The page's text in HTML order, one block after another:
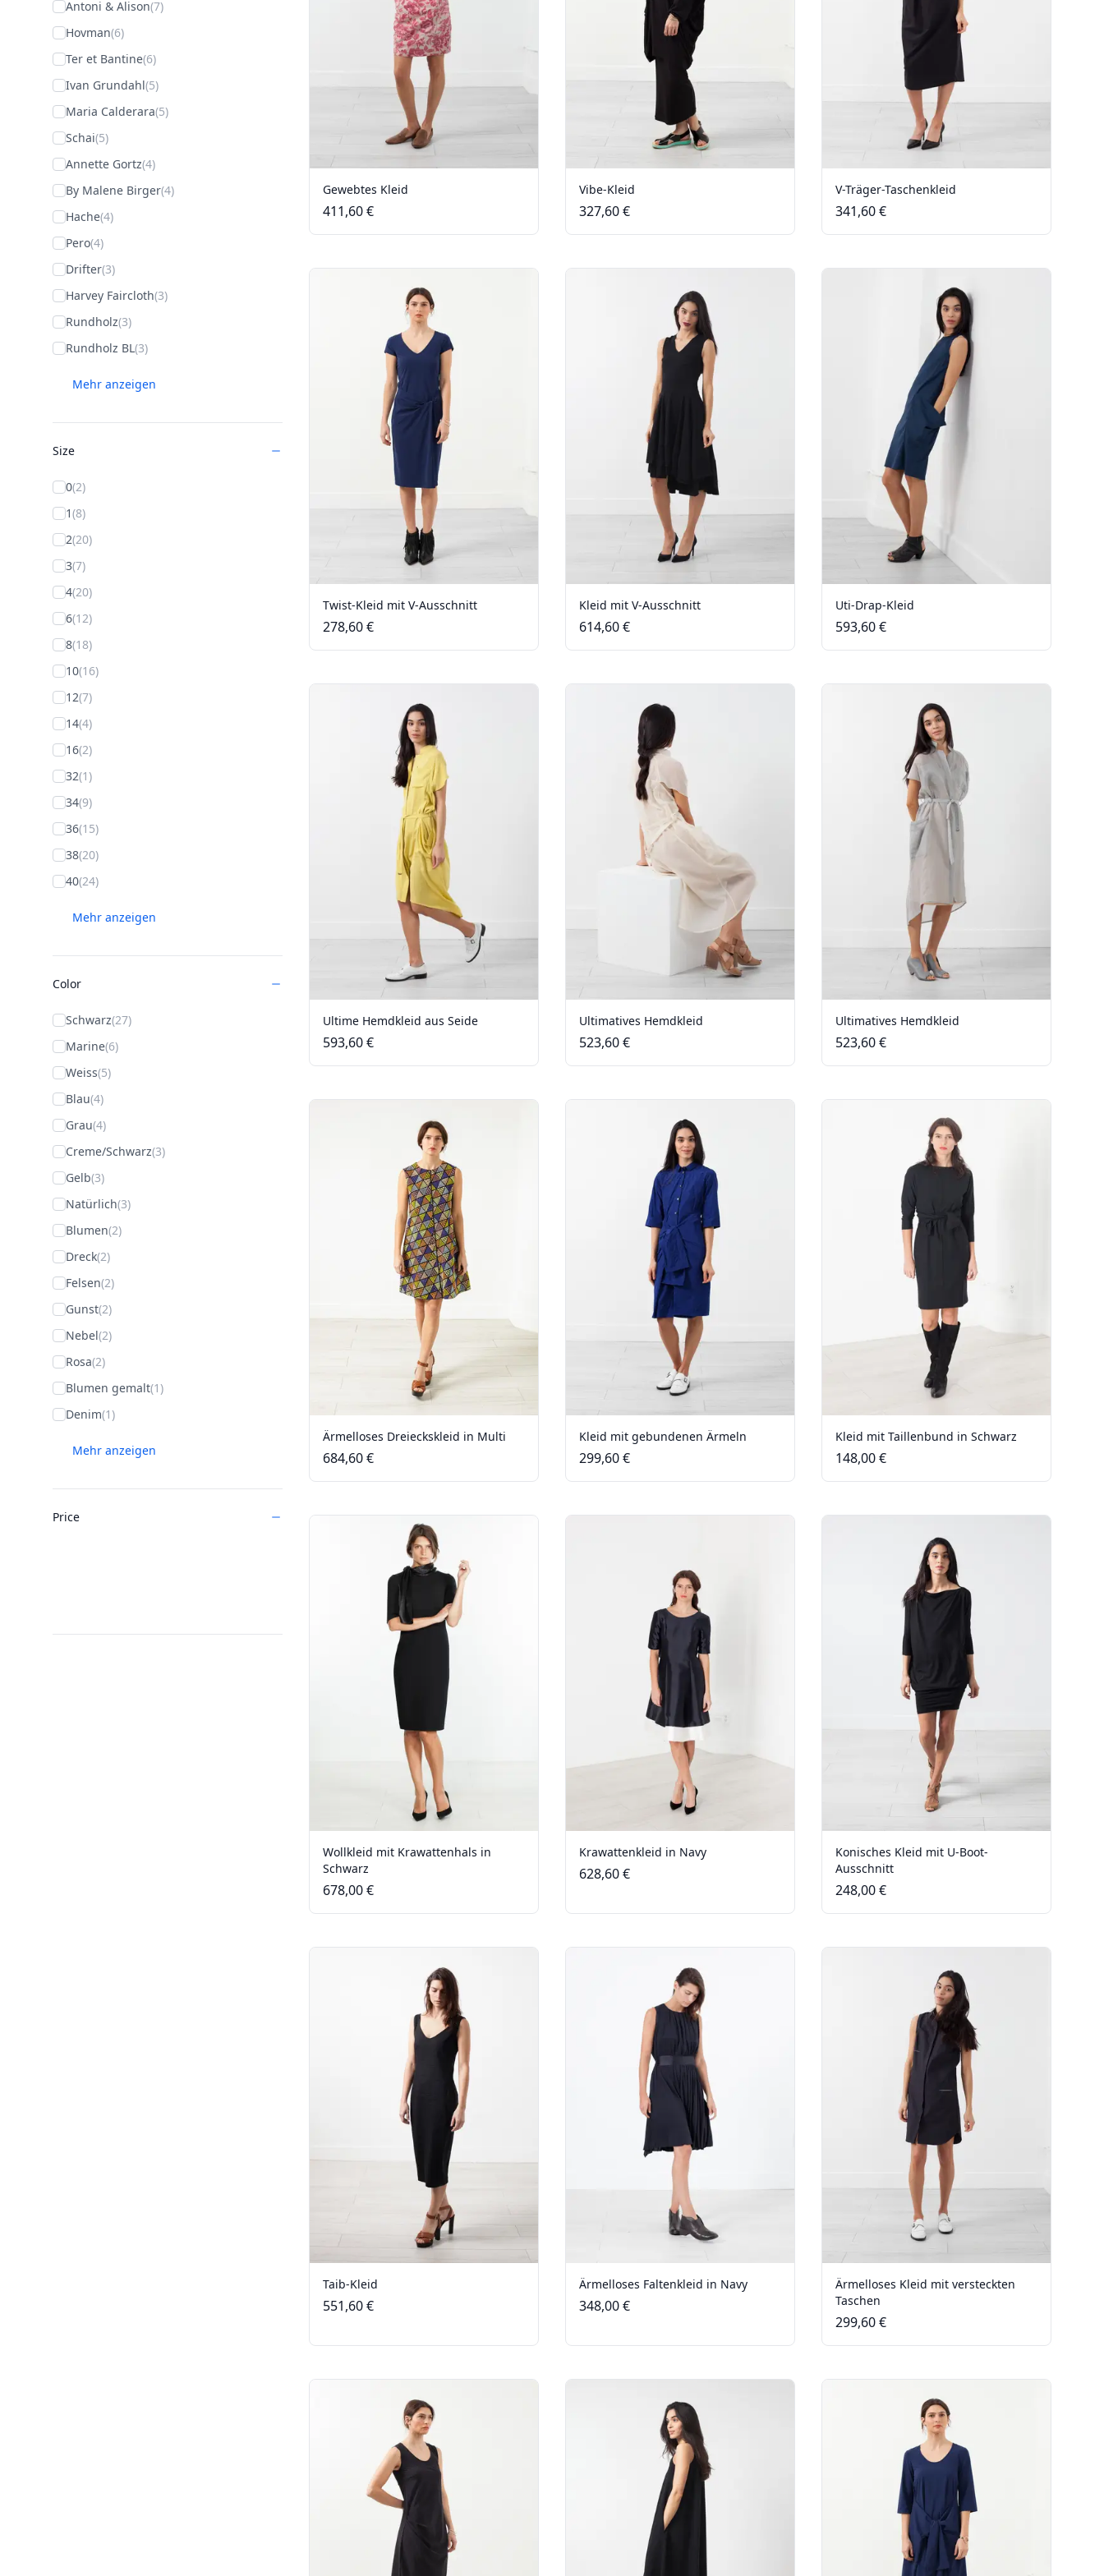
Antoni & Alison(7)
Hovman(6)
Ter et Bantine(6)
Ivan Grundahl(5)
Maria Calderara(5)
Schai(5)
Annette Gortz(4)
By Malene Birger(4)
Hache(4)
Pero(4)
Drifter(3)
Harvey Faircloth(3)
Rundholz(3)
Rundholz BL(3)
Mehr anzeigen
Size
0(2)
1(8)
2(20)
3(7)
4(20)
6(12)
8(18)
10(16)
12(7)
14(4)
16(2)
32(1)
34(9)
36(15)
38(20)
40(24)
Mehr anzeigen
Color
Schwarz(27)
Marine(6)
Weiss(5)
Blau(4)
Grau(4)
Creme/Schwarz(3)
Gelb(3)
Natürlich(3)
Blumen(2)
Dreck(2)
Felsen(2)
Gunst(2)
Nebel(2)
Rosa(2)
Blumen gemalt(1)
Denim(1)
Mehr anzeigen
Price
Gewebtes Kleid
411,60 €
Vibe-Kleid
327,60 €
V-Träger-Taschenkleid
341,60 €
Twist-Kleid mit V-Ausschnitt
278,60 €
Kleid mit V-Ausschnitt
614,60 €
Uti-Drap-Kleid
593,60 €
Ultime Hemdkleid aus Seide
593,60 €
Ultimatives Hemdkleid
523,60 €
Ultimatives Hemdkleid
523,60 €
Ärmelloses Dreieckskleid in Multi
684,60 €
Kleid mit gebundenen Ärmeln
299,60 €
Kleid mit Taillenbund in Schwarz
148,00 €
Wollkleid mit Krawattenhals in
Schwarz
678,00 €
Krawattenkleid in Navy
628,60 €
Konisches Kleid mit U-Boot-
Ausschnitt
248,00 €
Taib-Kleid
551,60 €
Ärmelloses Faltenkleid in Navy
348,00 €
Ärmelloses Kleid mit versteckten
Taschen
299,60 €